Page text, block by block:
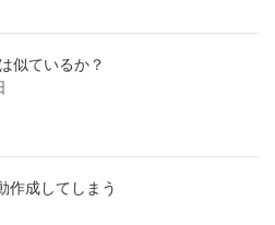
似ているか？
作成してしまう